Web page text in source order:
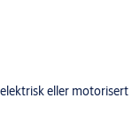
eller motorisert